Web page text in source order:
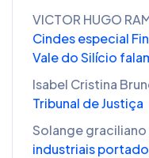
VICTOR HUGO
Cindes especial
Vale do Silício
Isabel Cristina
Tribunal de Justiça
Solange graciliano
industriais